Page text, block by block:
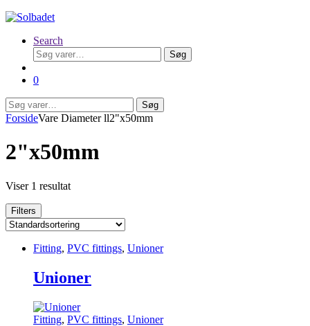
Search
Søg
efter:
Søg
0
Søg
efter:
Søg
ForsideVare Diameter ll2"x50mm
2"x50mm
Viser 1 resultat
Filters
Fitting, PVC fittings, Unioner
Unioner
Fitting, PVC fittings, Unioner